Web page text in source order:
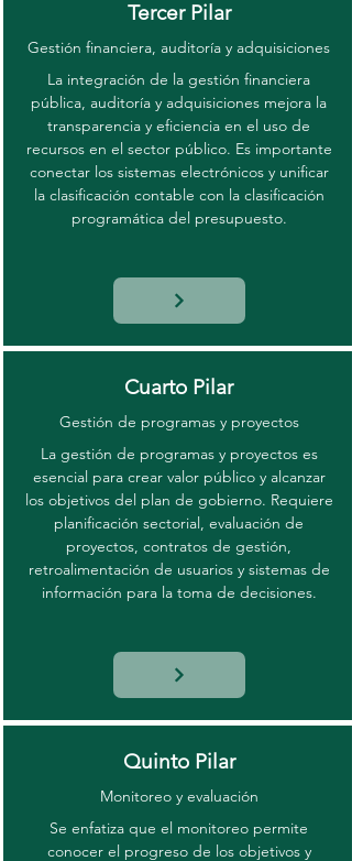
Tercer Pilar
Gestión financiera, auditoría y adquisiciones
La integración de la gestión financiera
pública, auditoría y adquisiciones mejora la
transparencia y eficiencia en el uso de
recursos en el sector público. Es importante
conectar los sistemas electrónicos y unificar
la clasificación contable con la clasificación
programática del presupuesto.
Cuarto Pilar
Gestión de programas y proyectos
La gestión de programas y proyectos es
esencial para crear valor público y alcanzar
los objetivos del plan de gobierno. Requiere
planificación sectorial, evaluación de
proyectos, contratos de gestión,
retroalimentación de usuarios y sistemas de
información para la toma de decisiones.
Quinto Pilar
Monitoreo y evaluación
Se enfatiza que el monitoreo permite
conocer el progreso de los objetivos y